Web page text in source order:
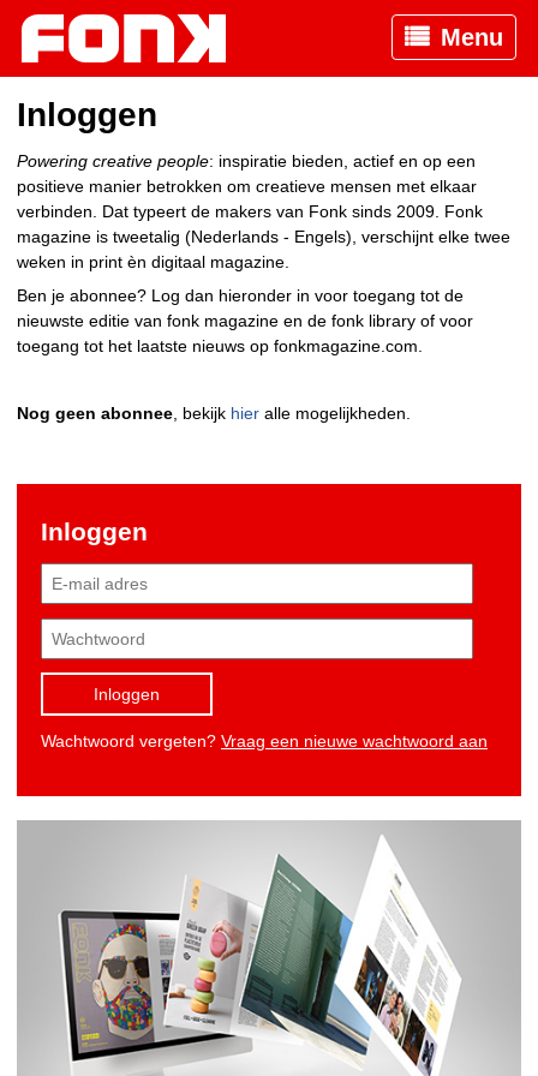
Menu
Inloggen
Powering creative people: inspiratie bieden, actief en op een
positieve manier betrokken om creatieve mensen met elkaar
verbinden. Dat typeert de makers van Fonk sinds 2009. Fonk
magazine is tweetalig (Nederlands - Engels), verschijnt elke twee
weken in print èn digitaal magazine.
Ben je abonnee? Log dan hieronder in voor toegang tot de
nieuwste editie van fonk magazine en de fonk library of voor
toegang tot het laatste nieuws op fonkmagazine.com.
Nog geen abonnee , bekijk hier alle mogelijkheden.
Inloggen
Inloggen
Wachtwoord vergeten? Vraag een nieuwe wachtwoord aan